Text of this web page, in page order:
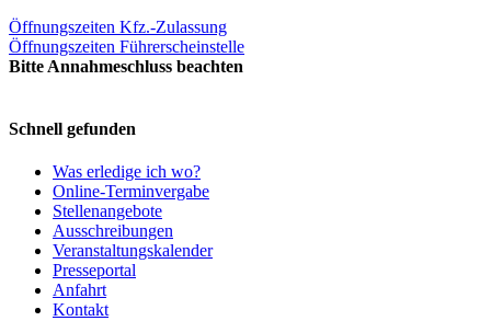
Öffnungszeiten Kfz.-Zulassung
Öffnungszeiten Führerscheinstelle
Bitte Annahmeschluss beachten
Schnell gefunden
Was erledige ich wo?
Online-Terminvergabe
Stellenangebote
Ausschreibungen
Veranstaltungskalender
Presseportal
Anfahrt
Kontakt